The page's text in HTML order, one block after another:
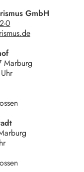
GmbH
0
Marburg